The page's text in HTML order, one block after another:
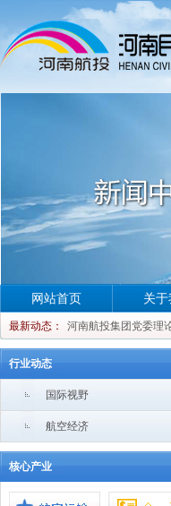
网站首页
最新动态：
河南航投集团党委理
河南航投集团党委理
河南航投集团党委理
河南航投集团党委理
关于
行业动态
国际视野
航空经济
核心产业